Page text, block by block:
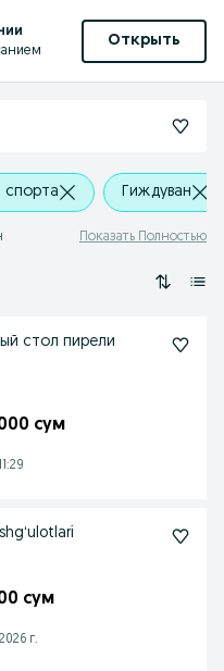
Открыть
спорта Гиждуван
Показать Полностью
стол пирели
сум
сум
г.